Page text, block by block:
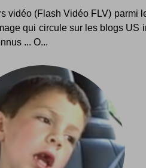
vidéo (Flash Vidéo FLV) parmi
qui circule sur les blogs US
... O...